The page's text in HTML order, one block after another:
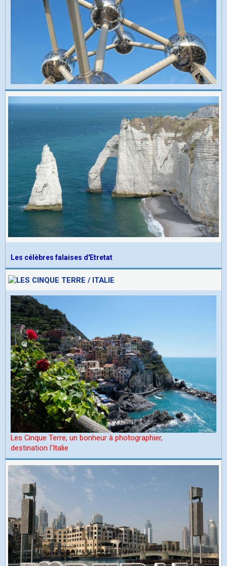
Les célèbres falaises d'Etretat
Les Cinque Terre, un bonheur à photographier,
destination l'Italie